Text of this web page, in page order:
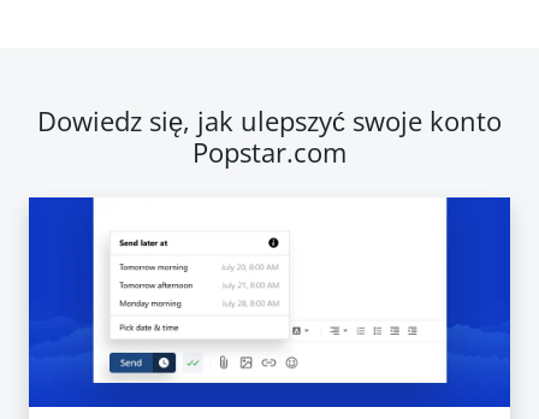
Dowiedz się, jak ulepszyć swoje konto
Popstar.com